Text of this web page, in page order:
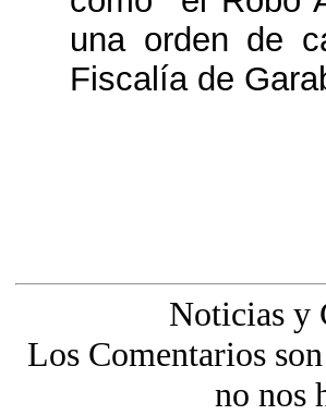
una orden de
Fiscalía de
Noticias y
Los Comentarios
no nos